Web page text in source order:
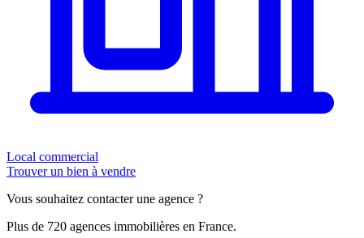
Local commercial
Trouver un bien à vendre
Vous souhaitez contacter une agence ?
Plus de 720 agences immobilières en France.